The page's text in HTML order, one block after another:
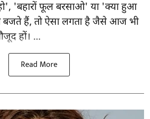
'बहारों फूल बरसाओ' या 'क्या हुआ
बजते हैं, तो ऐसा लगता है जैसे आज भी
हों। ...
Read More